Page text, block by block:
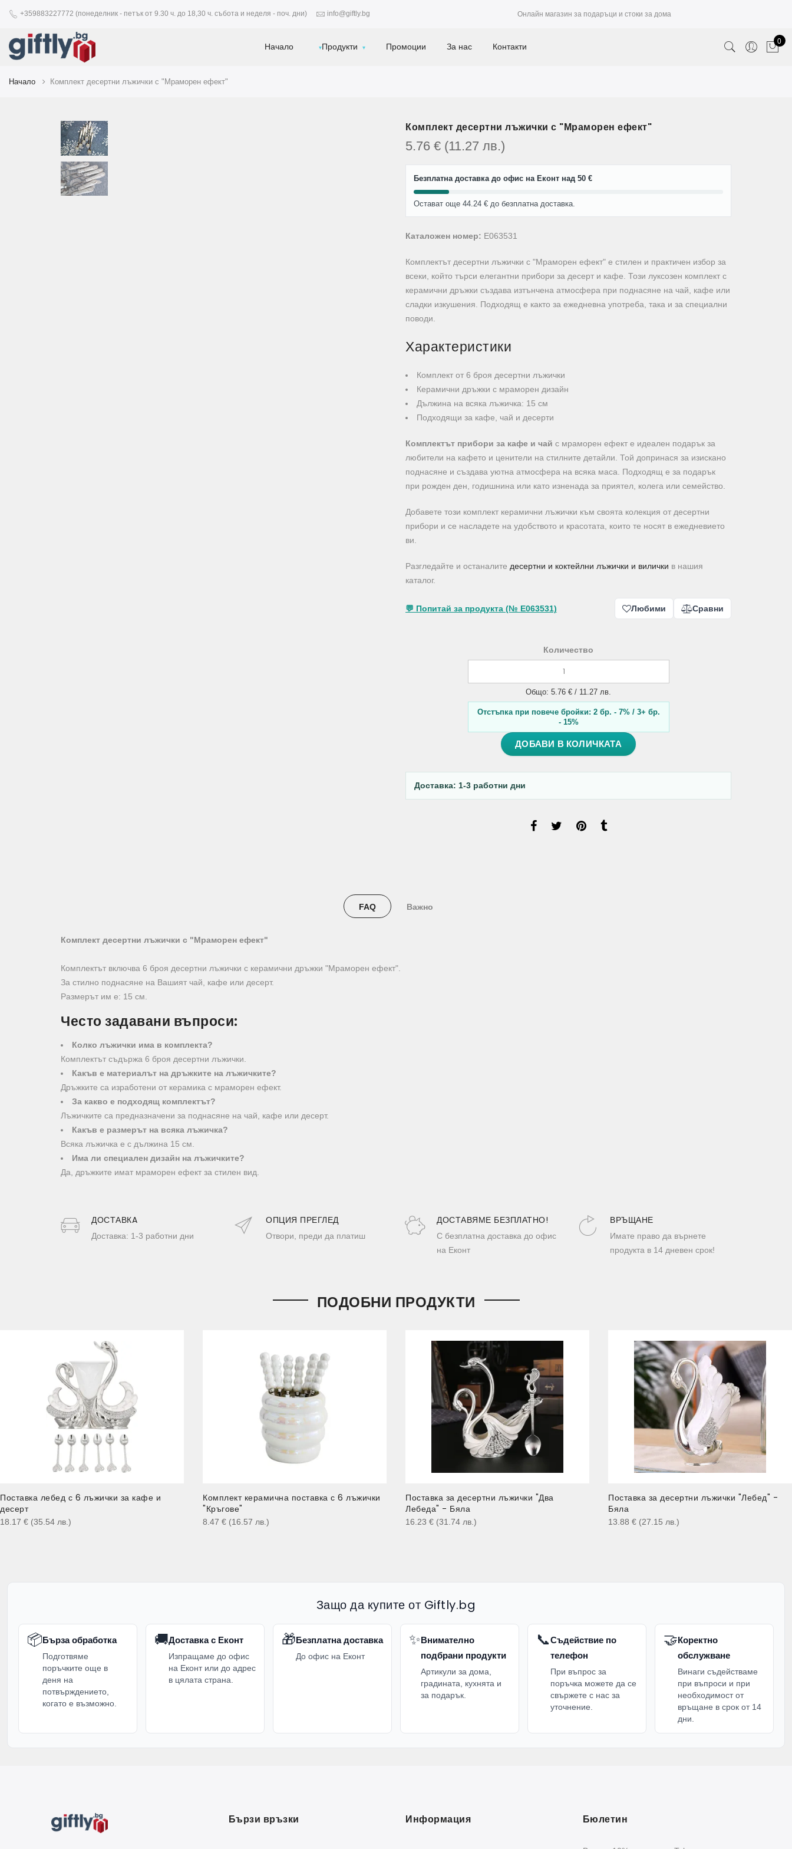
+359883227772 (понеделник - петък от 9.30 ч. до 18,30 ч. събота и неделя - поч. дни) info@giftly.bg Онлайн магазин за подаръци и стоки за дома
Начало Продукти Промоции За нас Контакти 0
Начало Комплект десертни лъжички с "Мраморен ефект"
Комплект десертни лъжички с "Мраморен ефект"
5.76 € (11.27 лв.)
Безплатна доставка до офис на Еконт над 50 €
Остават още 44.24 € до безплатна доставка.
Каталожен номер: E063531
Комплектът десертни лъжички с "Мраморен ефект" е стилен и практичен избор за
всеки, който търси елегантни прибори за десерт и кафе. Този луксозен комплект с
керамични дръжки създава изтънчена атмосфера при поднасяне на чай, кафе или
сладки изкушения. Подходящ е както за ежедневна употреба, така и за специални
поводи.
Характеристики
Комплект от 6 броя десертни лъжички
Керамични дръжки с мраморен дизайн
Дължина на всяка лъжичка: 15 см
Подходящи за кафе, чай и десерти
Комплектът прибори за кафе и чай с мраморен ефект е идеален подарък за
любители на кафето и ценители на стилните детайли. Той допринася за изискано
поднасяне и създава уютна атмосфера на всяка маса. Подходящ е за подарък
при рожден ден, годишнина или като изненада за приятел, колега или семейство.
Добавете този комплект керамични лъжички към своята колекция от десертни
прибори и се насладете на удобството и красотата, които те носят в ежедневието
ви.
Разгледайте и останалите десертни и коктейлни лъжички и вилички в нашия
каталог.
💬 Попитай за продукта (№ E063531) Любими Сравни
Количество
Общо: 5.76 € / 11.27 лв.
Отстъпка при повече бройки: 2 бр. - 7% / 3+ бр.
- 15%
ДОБАВИ В КОЛИЧКАТА
Доставка: 1-3 работни дни
FAQ Важно
Комплект десертни лъжички с "Мраморен ефект"
Комплектът включва 6 броя десертни лъжички с керамични дръжки "Мраморен ефект".
За стилно поднасяне на Вашият чай, кафе или десерт.
Размерът им е: 15 см.
Често задавани въпроси:
Колко лъжички има в комплекта?
Комплектът съдържа 6 броя десертни лъжички.
Какъв е материалът на дръжките на лъжичките?
Дръжките са изработени от керамика с мраморен ефект.
За какво е подходящ комплектът?
Лъжичките са предназначени за поднасяне на чай, кафе или десерт.
Какъв е размерът на всяка лъжичка?
Всяка лъжичка е с дължина 15 см.
Има ли специален дизайн на лъжичките?
Да, дръжките имат мраморен ефект за стилен вид.
ДОСТАВКA
Доставка: 1-3 работни дни
ОПЦИЯ ПРЕГЛЕД
Отвори, преди да платиш
ДОСТАВЯМЕ БЕЗПЛАТНО!
С безплатна доставка до офис
на Еконт
ВРЪЩАНЕ
Имате право да върнете
продукта в 14 дневен срок!
ПОДОБНИ ПРОДУКТИ
Поставка лебед с 6 лъжички за кафе и
десерт
18.17 € (35.54 лв. )
Комплект керамична поставка с 6 лъжички
"Кръгове"
8.47 € (16.57 лв. )
Поставка за десертни лъжички "Два
Лебеда" - Бяла
16.23 € (31.74 лв. )
Поставка за десертни лъжички "Лебед" -
Бяла
13.88 € (27.15 лв. )
Защо да купите от Giftly.bg
📦Бърза обработка
Подготвяме
поръчките още в
деня на
потвърждението,
когато е възможно.
🚚Доставка с Еконт
Изпращаме до офис
на Еконт или до адрес
в цялата страна.
🎁Безплатна доставка
До офис на Еконт
✨Внимателно
подбрани продукти
Артикули за дома,
градината, кухнята и
за подарък.
📞Съдействие по
телефон
При въпрос за
поръчка можете да се
свържете с нас за
уточнение.
🤝Коректно
обслужване
Винаги съдействаме
при въпроси и при
необходимост от
връщане в срок от 14
дни.
Бързи връзки Информация Бюлетин